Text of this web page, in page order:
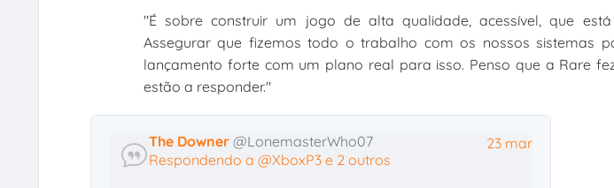
"É sobre construir um jogo de alta qualidade, acessível, que
Assegurar que fizemos todo o trabalho com os nossos sistemas
lançamento forte com um plano real para isso. Penso que a Rare
estão a responder."
23 mar
The Downer @LonemasterWho07
Respondendo a @XboxP3 e 2 outros